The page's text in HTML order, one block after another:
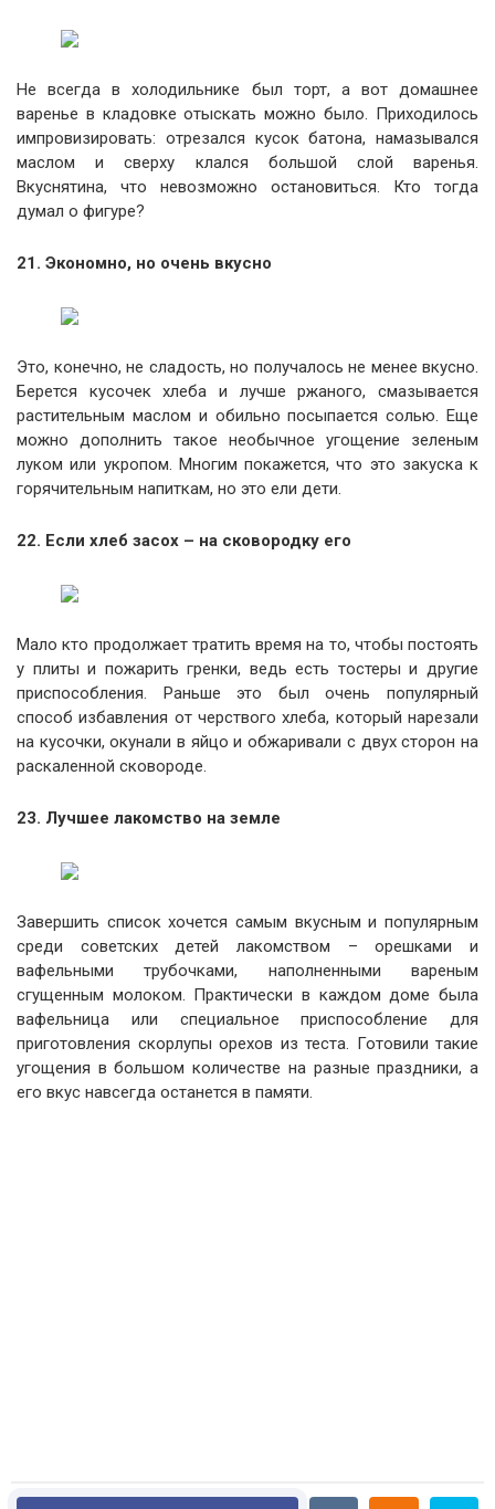
Не всегда в холодильнике был торт, а вот домашнее
варенье в кладовке отыскать можно было. Приходилось
импровизировать: отрезался кусок батона, намазывался
маслом и сверху клался большой слой варенья.
Вкуснятина, что невозможно остановиться. Кто тогда
думал о фигуре?
21. Экономно, но очень вкусно
Это, конечно, не сладость, но получалось не менее вкусно.
Берется кусочек хлеба и лучше ржаного, смазывается
растительным маслом и обильно посыпается солью. Еще
можно дополнить такое необычное угощение зеленым
луком или укропом. Многим покажется, что это закуска к
горячительным напиткам, но это ели дети.
22. Если хлеб засох – на сковородку его
Мало кто продолжает тратить время на то, чтобы постоять
у плиты и пожарить гренки, ведь есть тостеры и другие
приспособления. Раньше это был очень популярный
способ избавления от черствого хлеба, который нарезали
на кусочки, окунали в яйцо и обжаривали с двух сторон на
раскаленной сковороде.
23. Лучшее лакомство на земле
Завершить список хочется самым вкусным и популярным
среди советских детей лакомством – орешками и
вафельными трубочками, наполненными вареным
сгущенным молоком. Практически в каждом доме была
вафельница или специальное приспособление для
приготовления скорлупы орехов из теста. Готовили такие
угощения в большом количестве на разные праздники, а
его вкус навсегда останется в памяти.